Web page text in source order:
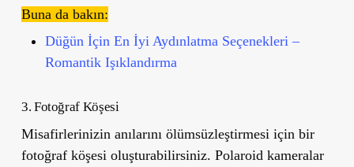
Buna da bakın:
Düğün İçin En İyi Aydınlatma Seçenekleri –
Romantik Işıklandırma
3. Fotoğraf Köşesi
Misafirlerinizin anılarını ölümsüzleştirmesi için bir
fotoğraf köşesi oluşturabilirsiniz. Polaroid kameralar